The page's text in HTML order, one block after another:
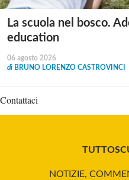
La scuola nel bosco.
education
06 agosto 2026
di BRUNO LORENZO CASTROVINCI
Contattaci
NOTIZIE,